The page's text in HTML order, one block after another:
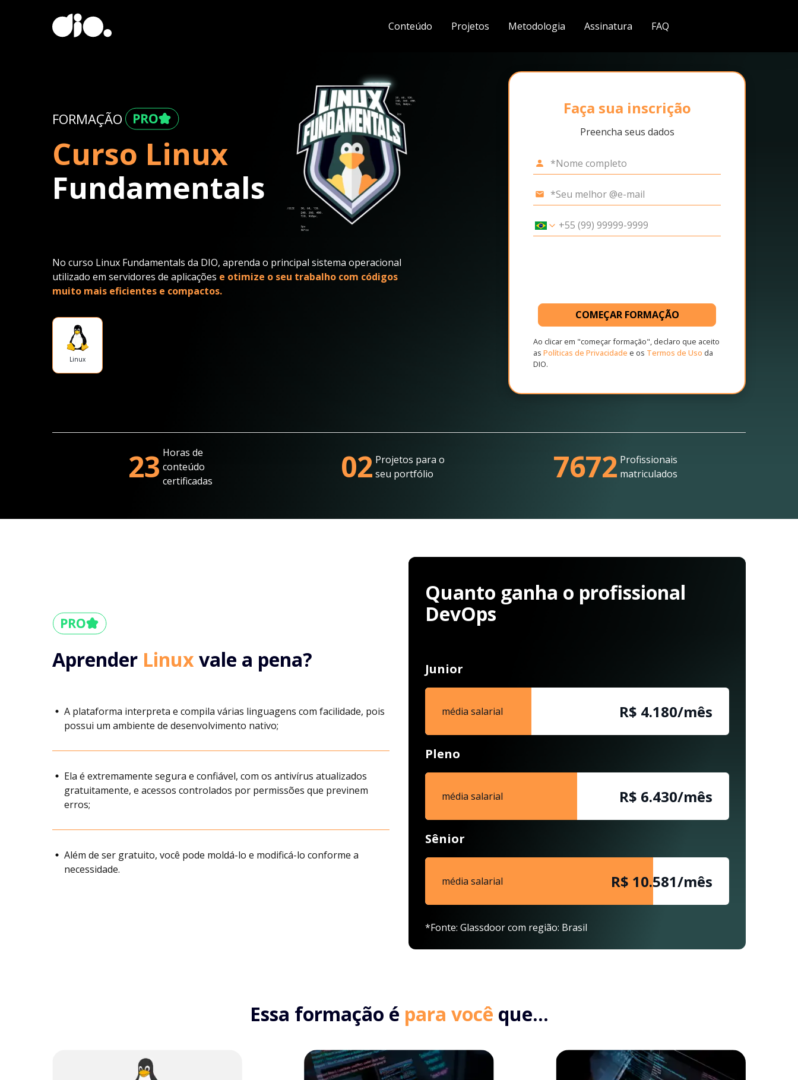
Conteúdo Projetos Metodologia Assinatura FAQ
FORMAÇÃO
Curso Linux
Fundamentals
No curso Linux Fundamentals da DIO, aprenda o principal sistema operacional
utilizado em servidores de aplicações e otimize o seu trabalho com códigos
muito mais eficientes e compactos.
Linux
Faça sua inscrição
Preencha seus dados
COMEÇAR FORMAÇÃO
Ao clicar em "começar formação", declaro que aceito
as Políticas de Privacidade e os Termos de Uso da
DIO.
23 Horas de
conteúdo
certificadas
02 Projetos para o
seu portfólio
7672 Profissionais
matriculados
Aprender Linux vale a pena?
A plataforma interpreta e compila várias linguagens com facilidade, pois
possui um ambiente de desenvolvimento nativo;
Ela é extremamente segura e confiável, com os antivírus atualizados
gratuitamente, e acessos controlados por permissões que previnem
erros;
Além de ser gratuito, você pode moldá-lo e modificá-lo conforme a
necessidade.
Quanto ganha o profissional
DevOps
Junior
média salarial R$ 4.180/mês
Pleno
média salarial R$ 6.430/mês
Sênior
média salarial R$ 10.581/mês
*Fonte: Glassdoor com região: Brasil
Essa formação é para você que...